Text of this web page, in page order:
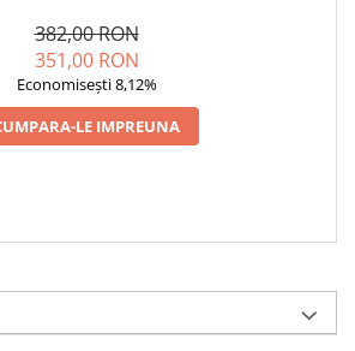
2018)382,00 RON
351,00 RON
Economisești 8,12%
LE IMPREUNA